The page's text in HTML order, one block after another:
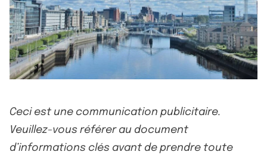
Ceci est une communication publicitaire.
Veuillez-vous référer au document
d’informations clés avant de prendre toute